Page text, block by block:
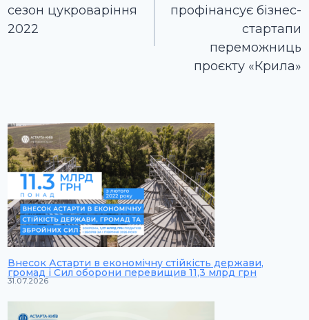
сезон цукроваріння
2022
профінансує бізнес-
стартапи
переможниць
проєкту «Крила»
Внесок Астарти в економічну стійкість держави,
громад і Сил оборони перевищив 11,3 млрд грн
31.07.2026